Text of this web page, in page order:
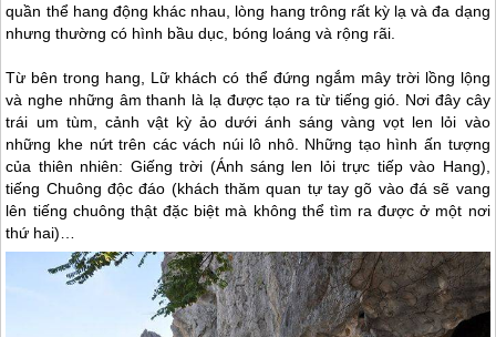
quần thể hang động khác nhau, lòng hang trông rất kỳ lạ và đa dạng
nhưng thường có hình bầu dục, bóng loáng và rộng rãi.
Từ bên trong hang, Lữ khách có thể đứng ngắm mây trời lồng lộng
và nghe những âm thanh là lạ được tạo ra từ tiếng gió. Nơi đây cây
trái um tùm, cảnh vật kỳ ảo dưới ánh sáng vàng vọt len lỏi vào
những khe nứt trên các vách núi lô nhô. Những tạo hình ấn tượng
của thiên nhiên: Giếng trời (Ánh sáng len lỏi trực tiếp vào Hang),
tiếng Chuông độc đáo (khách thăm quan tự tay gõ vào đá sẽ vang
lên tiếng chuông thật đặc biệt mà không thể tìm ra được ở một nơi
thứ hai)…